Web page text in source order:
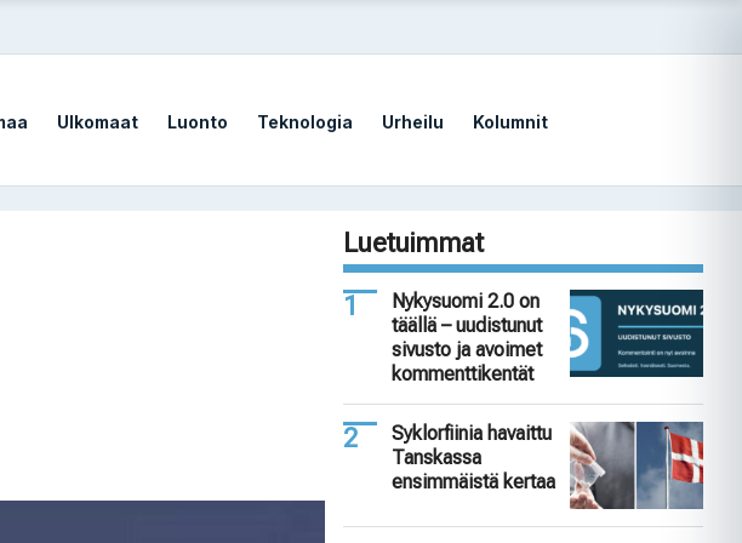
Ulkomaat Luonto Teknologia Urheilu Kolumnit
Luetuimmat
Nykysuomi 2.0 on
täällä – uudistunut
sivusto ja avoimet
kommenttikentät
Syklorfiinia havaittu
Tanskassa
ensimmäistä kertaa